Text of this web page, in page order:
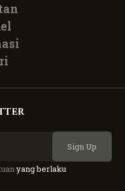
Sign Up
yang berlaku